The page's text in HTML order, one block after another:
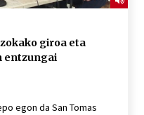
giroa eta
entzungai
egon da San Tomas